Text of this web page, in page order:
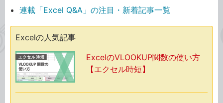
連載「Excel Q&A」の注目・新着記事一覧
Excelの人気記事
ExcelのVLOOKUP関数の使い方
【エクセル時短】